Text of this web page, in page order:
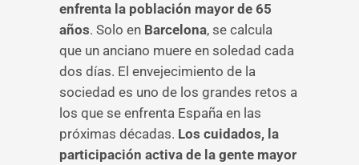
enfrenta la población mayor de 65
años. Solo en Barcelona, se calcula
que un anciano muere en soledad cada
dos días. El envejecimiento de la
sociedad es uno de los grandes retos a
los que se enfrenta España en las
próximas décadas. Los cuidados, la
participación activa de la gente mayor